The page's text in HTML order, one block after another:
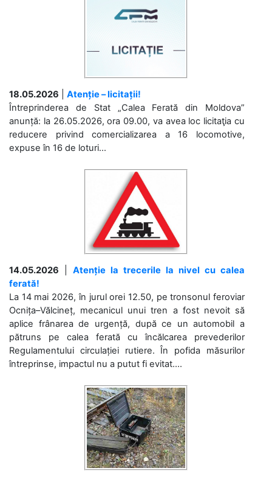
18.05.2026
Atenție – licitații!
Întreprinderea de Stat „Calea Ferată din Moldova”
anunță: la 26.05.2026, ora 09.00, va avea loc licitaţia cu
reducere privind comercializarea a 16 locomotive,
expuse în 16 de loturi...
14.05.2026
Atenție la trecerile la nivel cu calea
ferată!
La 14 mai 2026, în jurul orei 12.50, pe tronsonul feroviar
Ocnița–Vălcineț, mecanicul unui tren a fost nevoit să
aplice frânarea de urgență, după ce un automobil a
pătruns pe calea ferată cu încălcarea prevederilor
Regulamentului circulației rutiere. În pofida măsurilor
întreprinse, impactul nu a putut fi evitat....